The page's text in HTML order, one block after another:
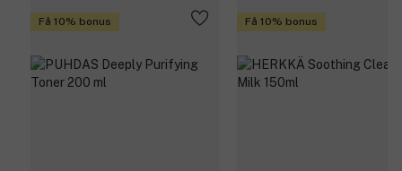
Få 10% bonus Få 10% bonus